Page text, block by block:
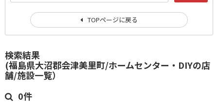
検索結果
(福島県大沼郡会津美里町/ホームセンター・DIYの店
舗/施設一覧）
0件
TOPページに戻る